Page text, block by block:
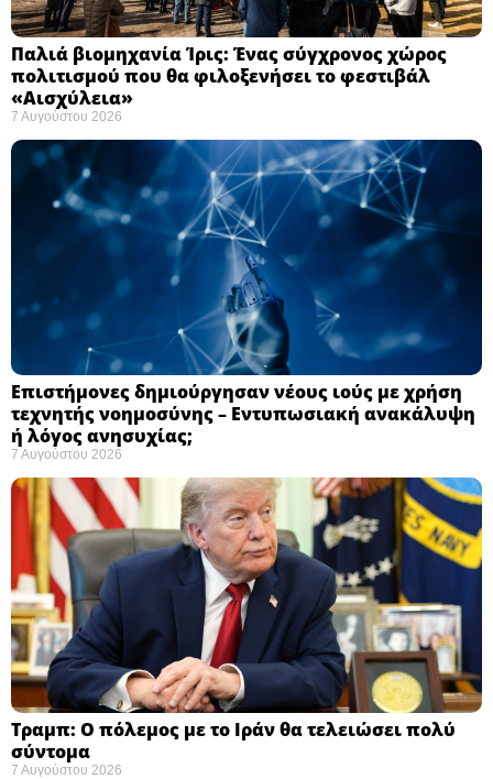
Παλιά βιομηχανία Ίρις: Ένας σύγχρονος χώρος
πολιτισμού που θα φιλοξενήσει το φεστιβάλ
«Αισχύλεια» ​
7 Αυγούστου 2026
Επιστήμονες δημιούργησαν νέους ιούς με χρήση
τεχνητής νοημοσύνης – Εντυπωσιακή ανακάλυψη
ή λόγος ανησυχίας; ​
7 Αυγούστου 2026
Τραμπ: Ο πόλεμος με το Ιράν θα τελειώσει πολύ
σύντομα ​
7 Αυγούστου 2026